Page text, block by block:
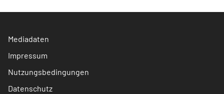
Mediadaten
Impressum
Nutzungsbedingungen
Datenschutz